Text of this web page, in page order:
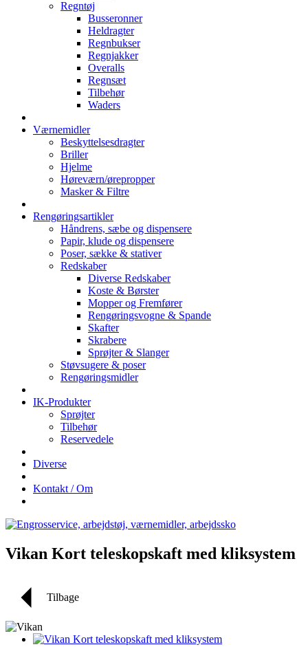
Regntøj
Busseronner
Heldragter
Regnbukser
Regnjakker
Overalls
Regnsæt
Tilbehør
Waders
Værnemidler
Beskyttelsesdragter
Briller
Hjelme
Høreværn/ørepropper
Masker & Filtre
Rengøringsartikler
Håndrens, sæbe og dispensere
Papir, klude og dispensere
Poser, sække & stativer
Redskaber
Diverse Redskaber
Koste & Børster
Mopper og Fremfører
Rengøringsvogne & Spande
Skafter
Skrabere
Sprøjter & Slanger
Støvsugere & poser
Rengøringsmidler
IK-Produkter
Sprøjter
Tilbehør
Reservedele
Diverse
Kontakt / Om
Vikan Kort teleskopskaft med kliksystem
Tilbage